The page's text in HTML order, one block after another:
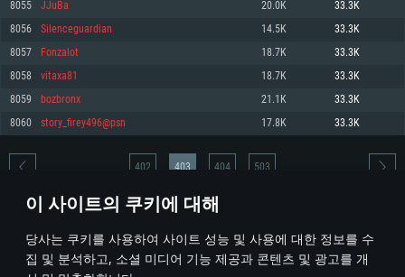
이 사이트의 쿠키에 대해
당사는 쿠키를 사용하여 사이트 성능 및 사용에 대한 정보를 수
집 및 분석하고, 소셜 미디어 기능 제공과 콘텐츠 및 광고를 개
권장 사양
570 혹은 그 이상
여유 저장 공간: 62.2 GB (전체 클라이언트)
권장 사양
네트워크: 브로드밴드 인터넷
여유 저장 공간: 62.2 GB (전체 클라이언트)
권장 사양
운영체제: Ubuntu 20.04 64bit
프로세서: Intel Core i7
메모리: 16 GB
그래픽 카드: Vulkan 을 지원하고, 최신 그래픽 드라이버를 지원하는 NVIDIA
1060 (6개월 미만) 혹은 그와 동급의 성능을 가지며 최신 그래픽 드라이버를
지원하는 AMD RX 570 (6개월 미만; 최소사양 지원 해상도 720p) 이상
여유 저장 공간: 62.2 GB (전체 클라이언트)
8055 JJuBa 20.0K 33.3K
8056 Silenceguardian 14.5K 33.3K
8057 Fonzalot 18.7K 33.3K
8058 vitaxa81 18.7K 33.3K
8059 bozbronx 21.1K 33.3K
8060 story_firey496@psn 17.8K 33.3K
* 순위표는 매일 1회 갱신됩니다
402 403 404 503